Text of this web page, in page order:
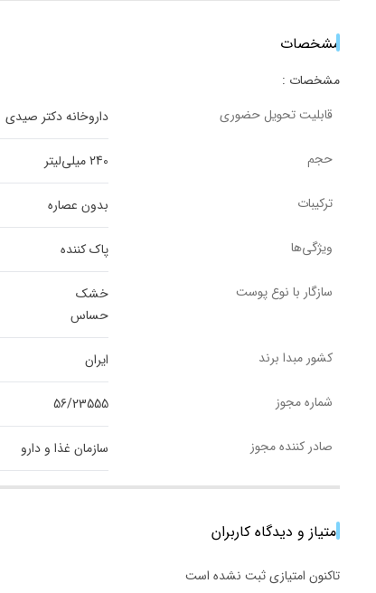
مشخصات
مشخصات :
قابلیت تحویل حضوری
داروخانه دکتر صیدی
حجم 240 میلی‌لیتر
ترکیبات بدون عصاره
ویژگی‌ها پاک کننده
سازگار با نوع پوست
خشک
حساس
کشور مبدا برند ایران
شماره مجوز 56/23555
صادر کننده مجوز سازمان غذا و دارو
امتیاز و دیدگاه کاربران
تاکنون امتیازی ثبت نشده است